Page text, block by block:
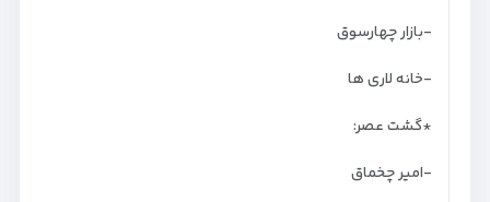
-بازار چهارسوق
-خانه لاری ها
*گشت عصر:
-امیر چخماق